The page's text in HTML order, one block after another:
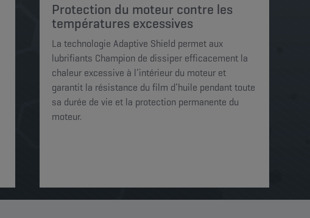
Protection du moteur contre les
températures excessives
La technologie Adaptive Shield permet aux
lubrifiants Champion de dissiper efficacement la
chaleur excessive à l’intérieur du moteur et
garantit la résistance du film d’huile pendant toute
sa durée de vie et la protection permanente du
moteur.